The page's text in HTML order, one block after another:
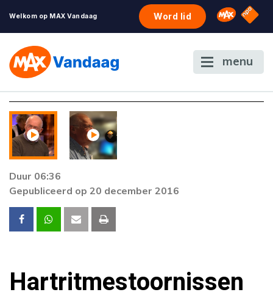
Welkom op MAX Vandaag Word lid Omroep
NPO
menu
Foutcode 403
De gewenste stream is op dit moment niet
beschikbaar. Als het probleem zich blijft
voordoen, neem dan contact op met onze
Duur 06:36
Gepubliceerd op 20 december 2016
Hartritmestoornissen